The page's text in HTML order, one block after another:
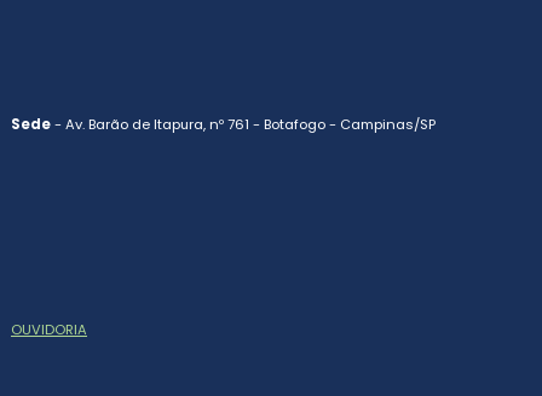
Sede- Av. Barão de Itapura, nº 761 - Botafogo - Campinas/SP
OUVIDORIA